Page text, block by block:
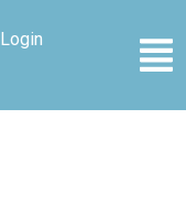
Login